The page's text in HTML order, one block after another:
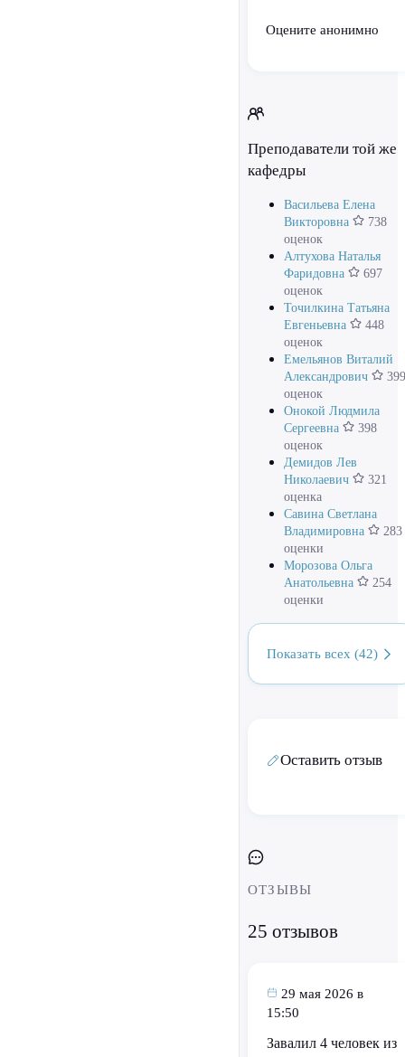
Оцените анонимно
Преподаватели той же
кафедры
Васильева Елена
Викторовна
738
оценок
Алтухова Наталья
Фаридовна
697
оценок
Точилкина Татьяна
Евгеньевна
448
оценок
Емельянов Виталий
Александрович
399
оценок
Онокой Людмила
Сергеевна
398
оценок
Демидов Лев
Николаевич
321
оценка
Савина Светлана
Владимировна
283
оценки
Морозова Ольга
Анатольевна
254
оценки
Показать всех (42)
Оставить отзыв
ОТЗЫВЫ
25 отзывов
29 мая 2026 в
15:50
Завалил 4 человек из